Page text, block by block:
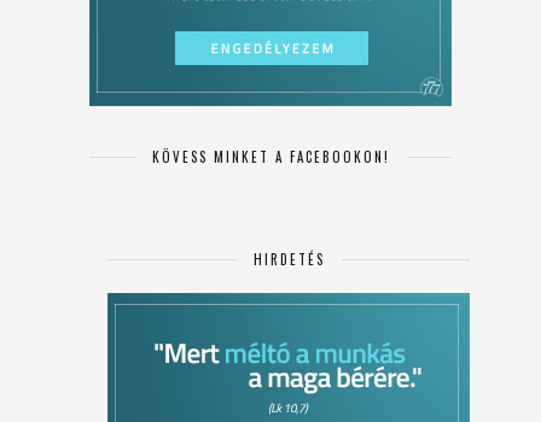
KÖVESS MINKET A FACEBOOKON!
HIRDETÉS